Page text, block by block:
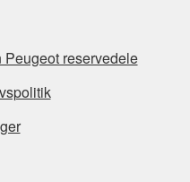
Peugeot reservedele